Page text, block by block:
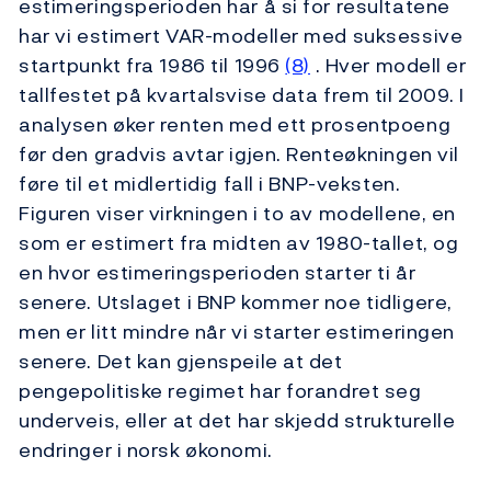
har vi estimert VAR-modeller med suksessive
startpunkt fra 1986 til 1996 (8) . Hver modell er
tallfestet på kvartalsvise data frem til 2009. I
analysen øker renten med ett prosentpoeng
før den gradvis avtar igjen. Renteøkningen vil
føre til et midlertidig fall i BNP-veksten.
Figuren viser virkningen i to av modellene, en
som er estimert fra midten av 1980-tallet, og
en hvor estimeringsperioden starter ti år
senere. Utslaget i BNP kommer noe tidligere,
men er litt mindre når vi starter estimeringen
senere. Det kan gjenspeile at det
pengepolitiske regimet har forandret seg
underveis, eller at det har skjedd strukturelle
endringer i norsk økonomi.